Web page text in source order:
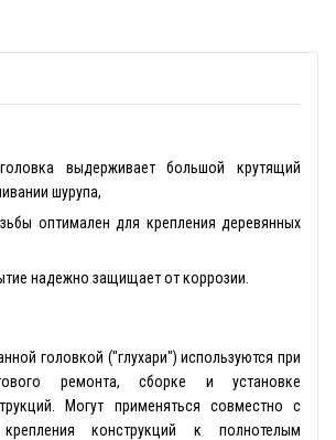
выдерживает большой крутящий
шурупа,
оптимален для крепления деревянных
надежно защищает от коррозии.
головкой ("глухари") используются при
ремонта, сборке и установке
Могут применяться совместно с
конструкций к полнотелым